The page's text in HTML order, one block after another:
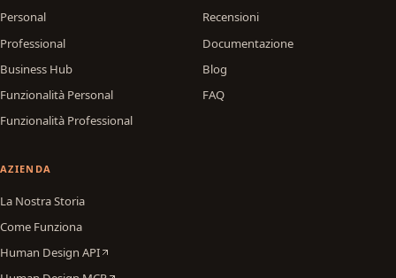
Personal
Professional
Business Hub
Funzionalità Personal
Funzionalità Professional
Recensioni
Documentazione
Blog
FAQ
AZIENDA
La Nostra Storia
Come Funziona
Human Design API